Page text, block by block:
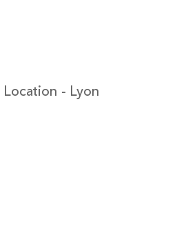
Location - Lyon